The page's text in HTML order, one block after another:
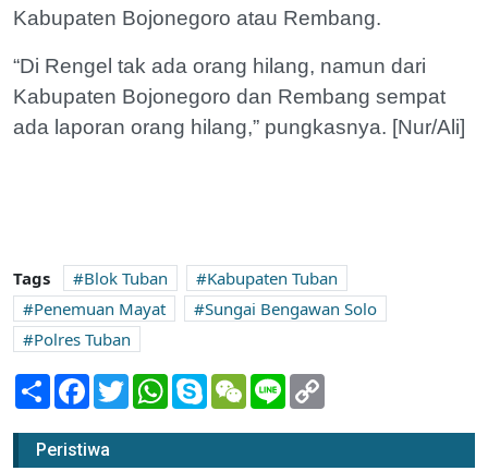
Kabupaten Bojonegoro atau Rembang.
“Di Rengel tak ada orang hilang, namun dari
Kabupaten Bojonegoro dan Rembang sempat
ada laporan orang hilang,” pungkasnya. [Nur/Ali]
Tags Blok Tuban
Kabupaten Tuban
Penemuan Mayat
Sungai Bengawan Solo
Polres Tuban
Share Facebook
TwitterWhatsApp
SkypeWeChatLine
Peristiwa